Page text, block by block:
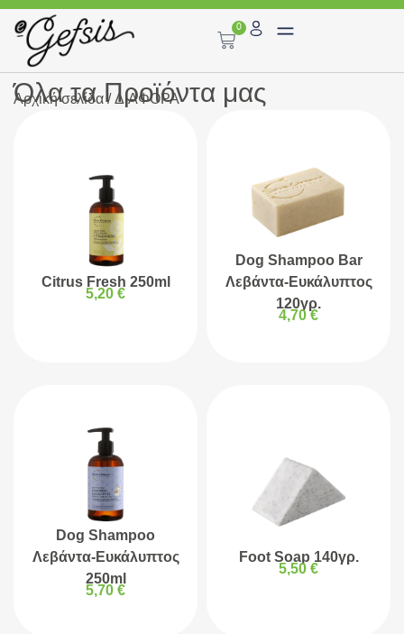
0
Αρχική σελίδα/ ΔΙΑΦΟΡΑ
Όλα τα Προϊόντα μας
Citrus Fresh 250ml
5,20 €
Dog Shampoo Bar
Λεβάντα-Ευκάλυπτος
120γρ.
4,70€
Dog Shampoo
Λεβάντα-Ευκάλυπτος
250ml
5,70 €
Foot Soap 140γρ.
5,50 €